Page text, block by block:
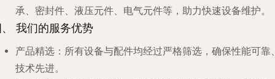
承、密封件、液压元件、电气元件等，助力快速设备维护。
我们的服务优势
产品精选 ：所有设备与配件均经过严格筛选，确保性能可靠
技术先进。